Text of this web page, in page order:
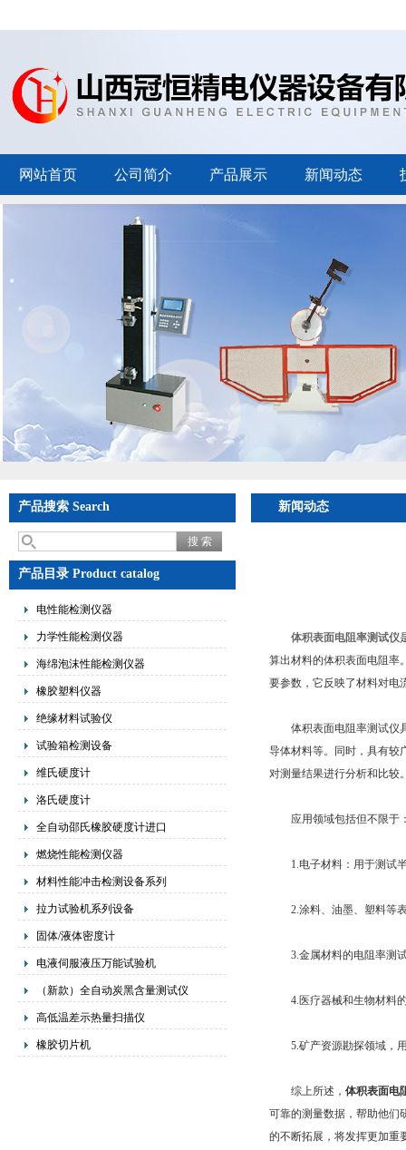
网站首页 公司简介 产品展示 新闻动态
产品搜索 Search
产品目录 Product catalog
电性能检测仪器
力学性能检测仪器
海绵泡沫性能检测仪器
橡胶塑料仪器
绝缘材料试验仪
试验箱检测设备
维氏硬度计
洛氏硬度计
全自动邵氏橡胶硬度计进口
燃烧性能检测仪器
材料性能冲击检测设备系列
拉力试验机系列设备
固体/液体密度计
电液伺服液压万能试验机
（新款）全自动炭黑含量测试仪
高低温差示热量扫描仪
橡胶切片机
新闻动态
体积表面电阻率测试仪
算出材料的体积表面电阻率
要参数，它反映了材料对电
体积表面电阻率测试仪具
导体材料等。同时，具有较
对测量结果进行分析和比较
应用领域包括但不限于
1.电子材料：用于测试半
2.涂料、油墨、塑料等表
3.金属材料的电阻率测试
4.医疗器械和生物材料的
5.矿产资源勘探领域，用
综上所述， 体积表面电
可靠的测量数据，帮助他们
的不断拓展，将发挥更加重